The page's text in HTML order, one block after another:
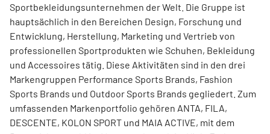
Sportbekleidungsunternehmen der Welt. Die Gruppe ist
hauptsächlich in den Bereichen Design, Forschung und
Entwicklung, Herstellung, Marketing und Vertrieb von
professionellen Sportprodukten wie Schuhen, Bekleidung
und Accessoires tätig. Diese Aktivitäten sind in den drei
Markengruppen Performance Sports Brands, Fashion
Sports Brands und Outdoor Sports Brands gegliedert. Zum
umfassenden Markenportfolio gehören ANTA, FILA,
DESCENTE, KOLON SPORT und MAIA ACTIVE, mit dem